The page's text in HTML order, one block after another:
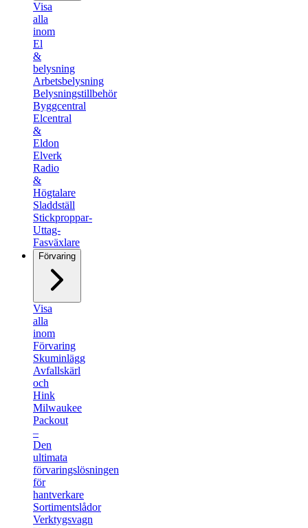
Visa
alla
inom
El
&
belysning
Arbetsbelysning
Belysningstillbehör
Byggcentral
Elcentral
&
Eldon
Elverk
Radio
&
Högtalare
Sladdställ
Stickproppar-
Uttag-
Fasväxlare
Förvaring
Visa
alla
inom
Förvaring
Skuminlägg
Avfallskärl
och
Hink
Milwaukee
Packout
–
Den
ultimata
förvaringslösningen
för
hantverkare
Sortimentslådor
Verktygsvagn